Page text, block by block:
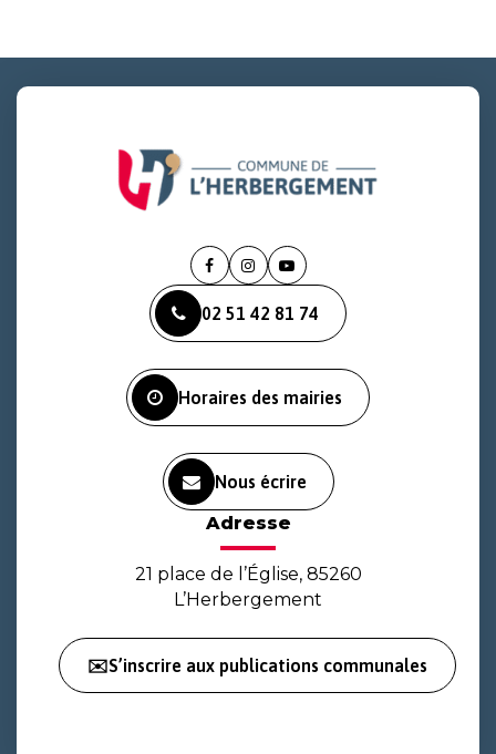
Lien
le
compte
Lien
le
compte
Lien
la
chaîne
02 51 42 81 74
Horaires des mairies
Nous écrire
Adresse
21 place de l’Église, 85260
L’Herbergement
✉️S’inscrire aux publications communales